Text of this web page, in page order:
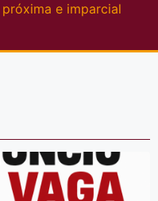
e imparcial